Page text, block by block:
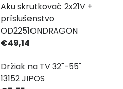
Aku skrutkovač 2x21V +
príslušenstvo
OD2251ONDRAGON
€49,14
Držiak na TV 32"-55"
13152 JIPOS